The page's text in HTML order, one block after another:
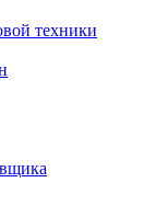
техники